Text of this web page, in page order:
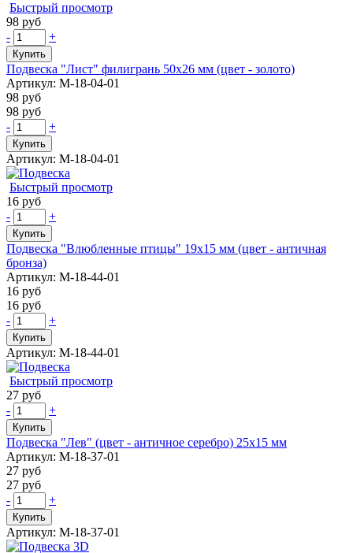
Быстрый просмотр
98 руб
-
+
Купить
Подвеска "Лист" филигрань 50х26 мм (цвет - золото)
Артикул: М-18-04-01
98 руб
98 руб
-
+
Купить
Артикул: М-18-04-01
Быстрый просмотр
16 руб
-
+
Купить
Подвеска "Влюбленные птицы" 19х15 мм (цвет - античная
бронза)
Артикул: М-18-44-01
16 руб
16 руб
-
+
Купить
Артикул: М-18-44-01
Быстрый просмотр
27 руб
-
+
Купить
Подвеска "Лев" (цвет - античное серебро) 25х15 мм
Артикул: М-18-37-01
27 руб
27 руб
-
+
Купить
Артикул: М-18-37-01